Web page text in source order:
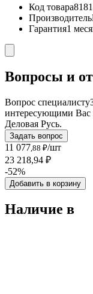
Код товара
Производитель
Гарантия1
Вопросы и
Вопрос специалисту
интересующими Вас
Деловая Русь.
Задать вопрос
11 077 ,88 ₽/шт
23 218,94 ₽
-52%
Добавить в корзину
Наличие в